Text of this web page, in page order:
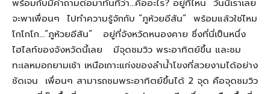
พร้อมกับมีคำถามต่อมาทันทีว่า…คืออะไร? อยู่ที่ไหน วันนี้เราเลย
จะพาเพื่อนๆ ไปทำความรู้จักกับ “ภูห้วยอีสัน” พร้อมแล้วใช่ไหม
โกโกโก…“ภูห้วยอีสัน” อยู่ที่จังหวัดหนองคาย ซึ่งที่นี่เป็นหนึ่ง
ไฮไลท์ของจังหวัดนี้เลย มีจุดชมวิว พระอาทิตย์ขึ้น และชม
ทะเลหมอกยามเช้า เหนือเกาะแก่งของลำน้ำโขงที่สวยงามได้อย่าง
ชัดเจน เพื่อนๆ สามารถชมพระอาทิตย์ขึ้นได้ 2 จุด คือจุดชมวิว